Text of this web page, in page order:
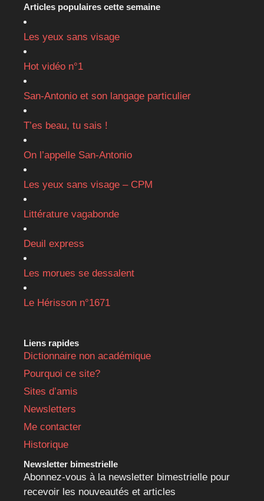
Articles populaires cette semaine
Les yeux sans visage
Hot vidéo n°1
San-Antonio et son langage particulier
T’es beau, tu sais !
On l’appelle San-Antonio
Les yeux sans visage – CPM
Littérature vagabonde
Deuil express
Les morues se dessalent
Le Hérisson n°1671
Liens rapides
Dictionnaire non académique
Pourquoi ce site?
Sites d’amis
Newsletters
Me contacter
Historique
Newsletter bimestrielle
Abonnez-vous à la newsletter bimestrielle pour
recevoir les nouveautés et articles